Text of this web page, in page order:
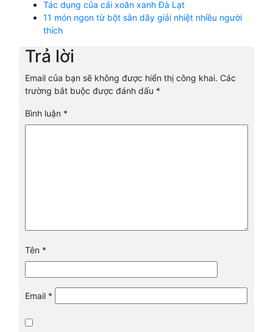
Tác dụng của cải xoăn xanh Đà Lạt
11 món ngon từ bột sắn dây giải nhiệt nhiều người
thích
Trả lời
Email của bạn sẽ không được hiển thị công khai. Các
trường bắt buộc được đánh dấu *
Bình luận *
Tên *
Email *